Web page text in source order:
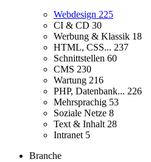
Webdesign 225
CI & CD 30
Werbung & Klassik 18
HTML, CSS... 237
Schnittstellen 60
CMS 230
Wartung 216
PHP, Datenbank... 226
Mehrsprachig 53
Soziale Netze 8
Text & Inhalt 28
Intranet 5
Branche